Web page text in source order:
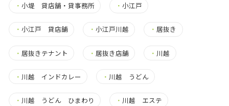
・ 小堤 貸店舗・貸事務所 ・小江戸
・ 小江戸 貸店舗 ・小江戸川越 ・居抜き
・ 居抜きテナント ・ 居抜き店舗 ・ 川越
・ 川越 インドカレー ・ 川越 うどん
・ 川越 うどん ひまわり ・ 川越 エステ